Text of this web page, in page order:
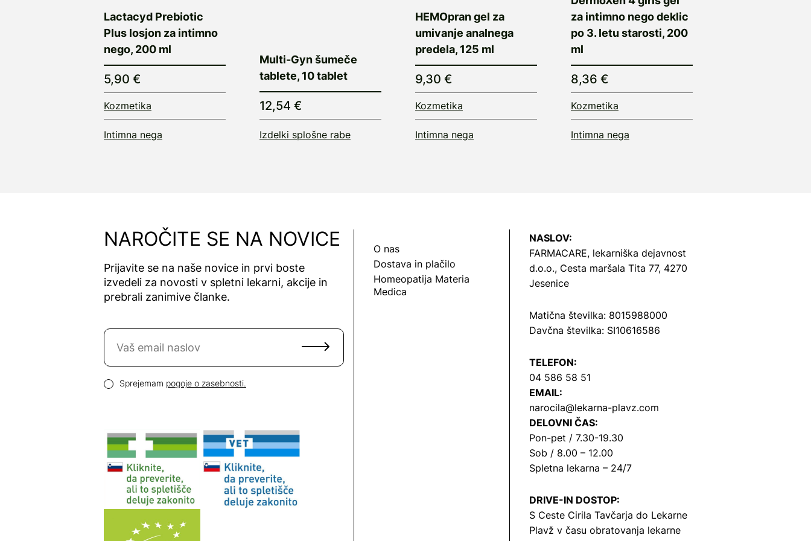
Lactacyd Prebiotic
Plus losjon za intimno
nego, 200 ml
5,90 €
Kozmetika
Intimna nega
Multi-Gyn šumeče
tablete, 10 tablet
12,54 €
Izdelki splošne rabe
HEMOpran gel za
umivanje analnega
predela, 125 ml
9,30 €
Kozmetika
Intimna nega
za intimno nego deklic
po 3. letu starosti, 200
ml
8,36 €
Kozmetika
Intimna nega
NAROČITE SE NA NOVICE
Prijavite se na naše novice in prvi boste
izvedeli za novosti v spletni lekarni, akcije in
prebrali zanimive članke.
Naročite se na novice
Pogoji zasebnosti
Sprejemam pogoje o zasebnosti.
O nas
Dostava in plačilo
Homeopatija Materia
Medica
NASLOV:
FARMACARE, lekarniška dejavnost
d.o.o., Cesta maršala Tita 77, 4270
Jesenice
Matična številka: 8015988000
Davčna številka: SI10616586
TELEFON:
04 586 58 51
EMAIL:
narocila@lekarna-plavz.com
DELOVNI ČAS:
Pon-pet / 7.30-19.30
Sob / 8.00 – 12.00
Spletna lekarna – 24/7
DRIVE-IN DOSTOP:
S Ceste Cirila Tavčarja do Lekarne
Plavž v času obratovanja lekarne